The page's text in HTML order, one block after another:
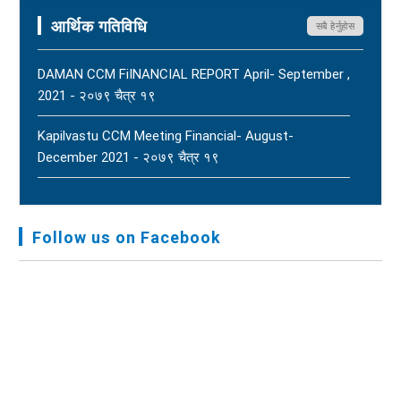
आर्थिक गतिविधि सबै हेर्नुहोस
DAMAN CCM FiINANCIAL REPORT April- September ,
2021 - २०७९ चैत्र १९
Kapilvastu CCM Meeting Financial- August-
December 2021 - २०७९ चैत्र १९
Audit Report FY-2076-077 - २०७७ कार्तिक २३
Follow us on Facebook